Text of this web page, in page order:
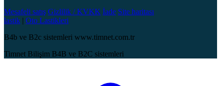
Mesafeli satış Gizlilik / KVKK İade Site haritası
lastik | Oto Lastikleri
B4b ve B2c sistemleri www.timnet.com.tr
Timnet Bilişim B4B ve B2C sistemleri